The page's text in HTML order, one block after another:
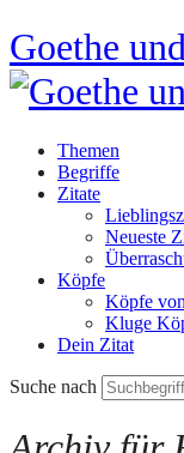
Goethe
Themen
Begriffe
Zitate
Neueste
Köpfe
Köpfe
Kluge
Dein Zitat
Suche nach